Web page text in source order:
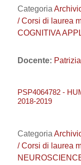
Categoria
/ Corsi di laurea
COGNITIVA
Docente:
PSP4064782 -
2018-2019
Categoria
/ Corsi di laurea